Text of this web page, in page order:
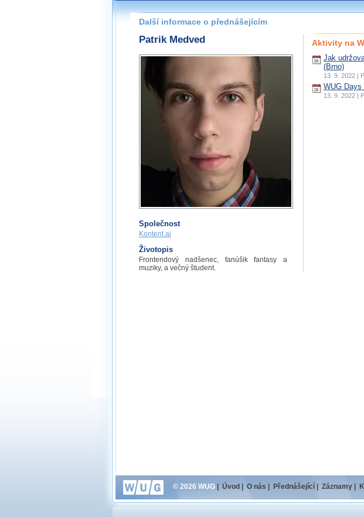
Další informace o přednášejícím
Patrik Medved
Společnost
Kontent.ai
Životopis
Frontendový nadšenec, fanúšik fantasy a
muziky, a večný študent.
Aktivity na
Jak
(Brno)
13. 9. 2022 |
WUG Days
13. 9. 2022 |
© 2026 WUG Úvod O nás Přednášející Záznamy